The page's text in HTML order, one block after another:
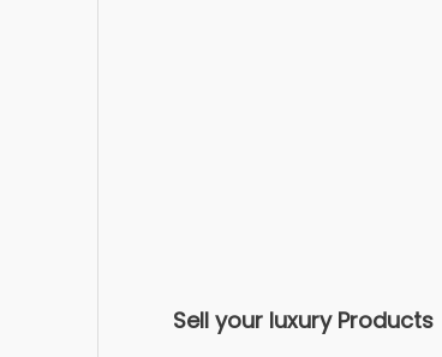
Sell your luxury Products